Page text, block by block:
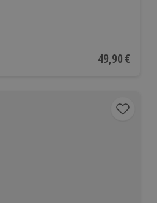
Aktueller
49,90 €